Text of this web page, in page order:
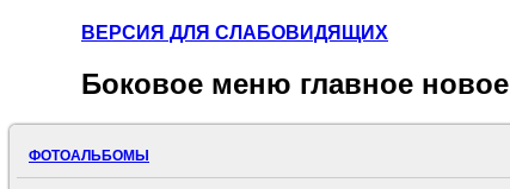
ВЕРСИЯ ДЛЯ СЛАБОВИДЯЩИХ
Боковое меню главное новое
ФОТОАЛЬБОМЫ